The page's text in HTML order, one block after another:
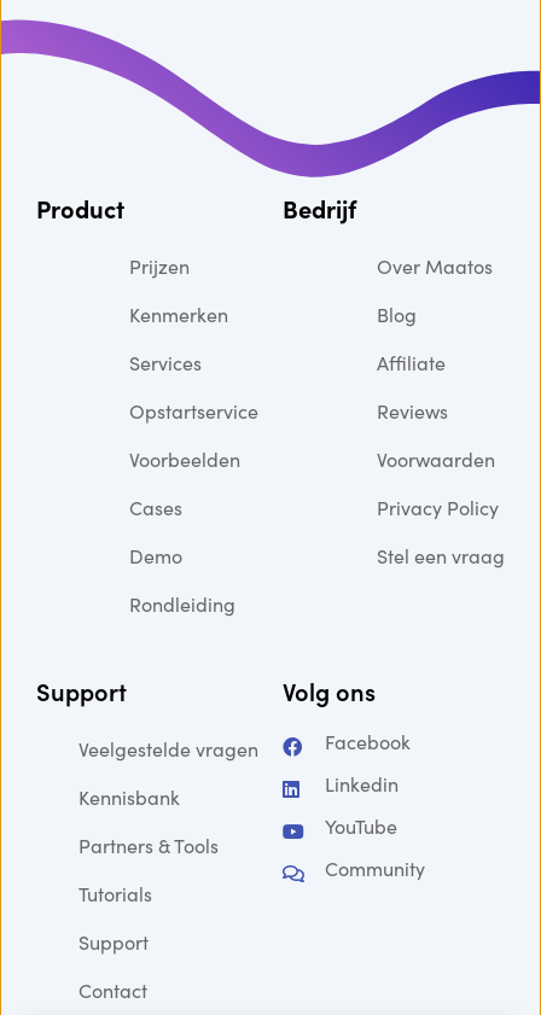
Product
Prijzen
Kenmerken
Services
Opstartservice
Voorbeelden
Cases
Demo
Rondleiding
Bedrijf
Over Maatos
Blog
Affiliate
Reviews
Voorwaarden
Privacy Policy
Stel een vraag
Support
Veelgestelde vragen
Kennisbank
Partners & Tools
Tutorials
Support
Contact
Volg ons
Facebook
Linkedin
YouTube
Community